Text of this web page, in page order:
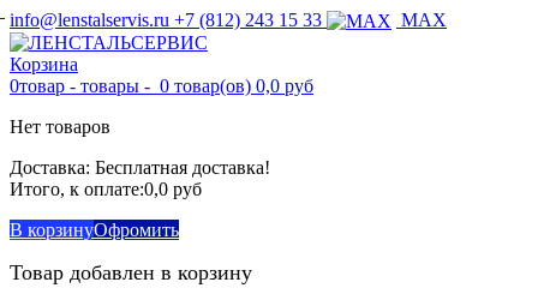
info@lenstalservis.ru +7 (812) 243 15 33 MAX
Корзина
0товар - товары - 0 товар(ов) 0,0 руб
Нет товаров
Доставка: Бесплатная доставка!
Итого, к оплате:0,0 руб
В корзинуОфромить
Товар добавлен в корзину